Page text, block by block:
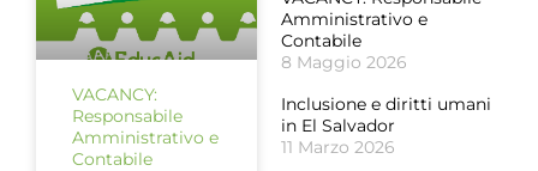
VACANCY:
Responsabile
Amministrativo e
Contabile
Amministrativo e
Contabile
8 Maggio 2026
Inclusione e diritti umani
in El Salvador
11 Marzo 2026